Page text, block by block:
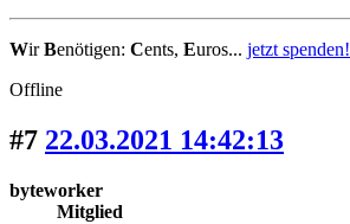
WirBenötigen: Cents, Euros... jetzt spenden!
Offline
#7 22.03.2021 14:42:13
byteworker
Mitglied